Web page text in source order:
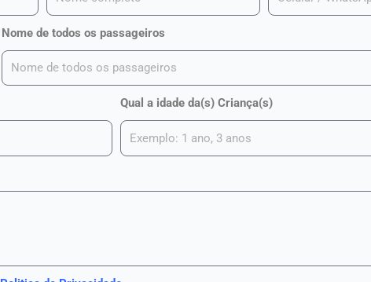
Nome de todos os passageiros
Qual a idade da(s) Criança(s)